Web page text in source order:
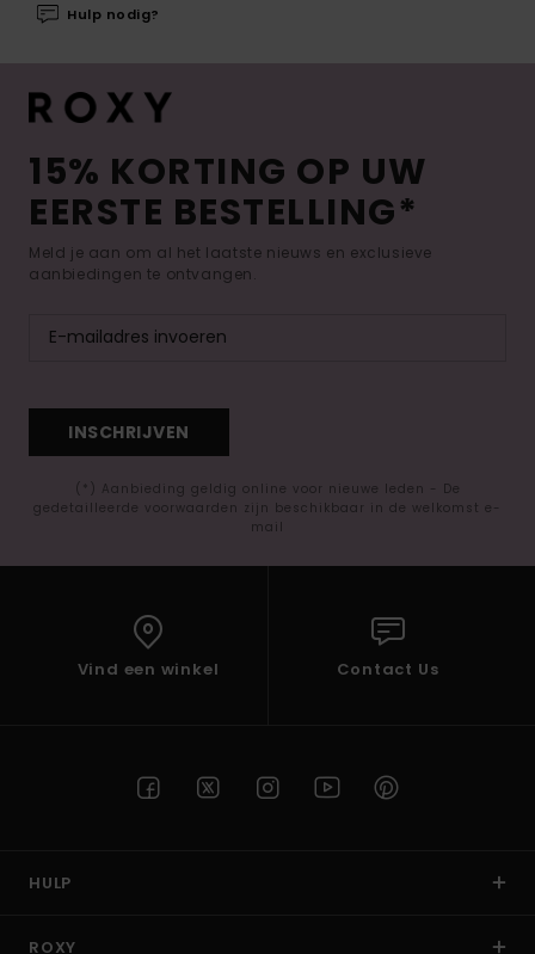
Hulp nodig?
15% KORTING OP UW
EERSTE BESTELLING*
Meld je aan om al het laatste nieuws en exclusieve
aanbiedingen te ontvangen.
INSCHRIJVEN
(*) Aanbieding geldig online voor nieuwe leden - De
gedetailleerde voorwaarden zijn beschikbaar in de welkomst e-
mail
Vind een winkel Contact Us
HULP
ROXY